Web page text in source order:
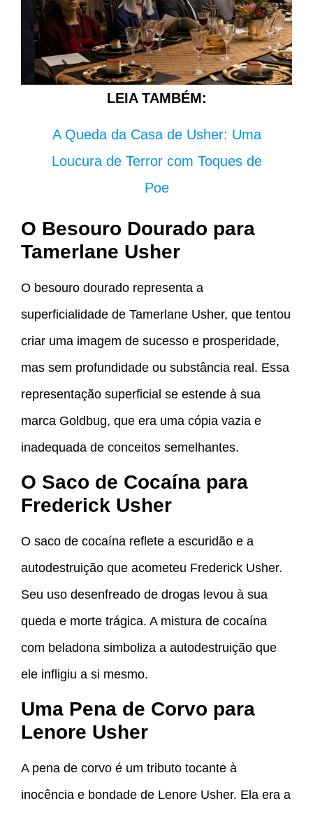
LEIA TAMBÉM:
A Queda da Casa de Usher: Uma
Loucura de Terror com Toques de
Poe
O Besouro Dourado para
Tamerlane Usher
O besouro dourado representa a
superficialidade de Tamerlane Usher, que tentou
criar uma imagem de sucesso e prosperidade,
mas sem profundidade ou substância real. Essa
representação superficial se estende à sua
marca Goldbug, que era uma cópia vazia e
inadequada de conceitos semelhantes.
O Saco de Cocaína para
Frederick Usher
O saco de cocaína reflete a escuridão e a
autodestruição que acometeu Frederick Usher.
Seu uso desenfreado de drogas levou à sua
queda e morte trágica. A mistura de cocaína
com beladona simboliza a autodestruição que
ele infligiu a si mesmo.
Uma Pena de Corvo para
Lenore Usher
A pena de corvo é um tributo tocante à
inocência e bondade de Lenore Usher. Ela era a